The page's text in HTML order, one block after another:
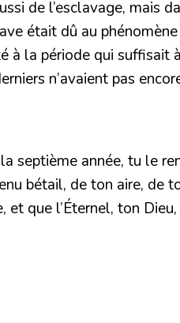
de l’esclavage, mais
était dû au
à la période qui
n’avaient pas
septième année, tu le
bétail, de ton aire, de
que l’Éternel, ton